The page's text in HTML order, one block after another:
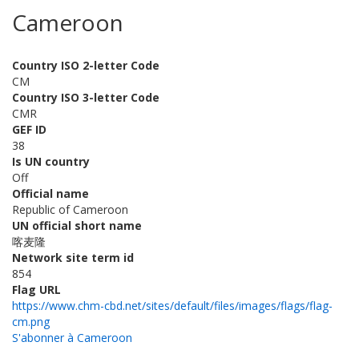
Cameroon
Country ISO 2-letter Code
CM
Country ISO 3-letter Code
CMR
GEF ID
38
Is UN country
Off
Official name
Republic of Cameroon
UN official short name
喀麦隆
Network site term id
854
Flag URL
https://www.chm-cbd.net/sites/default/files/images/flags/flag-
cm.png
S'abonner à Cameroon